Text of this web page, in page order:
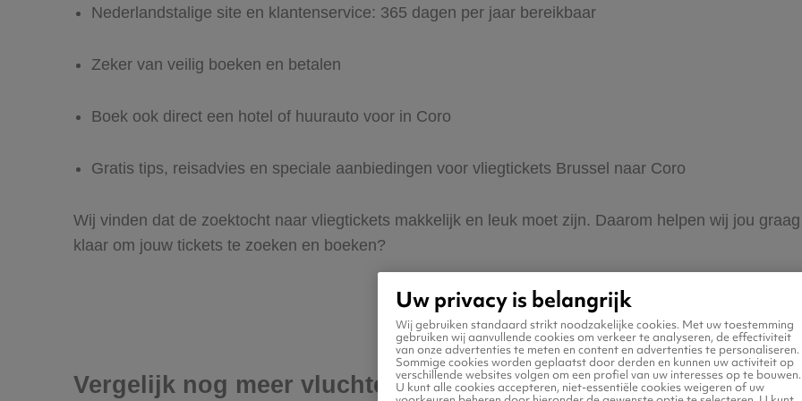
Nederlandstalige site en klantenservice: 365 dagen per jaar bereikbaar
Zeker van veilig boeken en betalen
Boek ook direct een hotel of huurauto voor in Coro
Gratis tips, reisadvies en speciale aanbiedingen voor vliegtickets Brussel naar Coro
Wij vinden dat de zoektocht naar vliegtickets makkelijk en leuk moet zijn. Daarom helpen wij jou
klaar om jouw tickets te zoeken en boeken?
Vergelijk nog meer vluchten naar Coro
Uw privacy is belangrijk
Wij gebruiken standaard strikt noodzakelijke cookies. Met uw toestemming
gebruiken wij aanvullende cookies om verkeer te analyseren, de effectiviteit
van onze advertenties te meten en content en advertenties te personaliseren.
Sommige cookies worden geplaatst door derden en kunnen uw activiteit op
verschillende websites volgen om een profiel van uw interesses op te bouwen.
U kunt alle cookies accepteren, niet-essentiële cookies weigeren of uw